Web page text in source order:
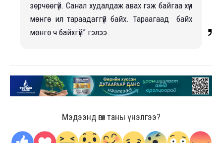
зөрчөөгүй. Санал худалдаж авах гэж байгаа хүн
мөнгө ил тараадаггүй байх. Тараагаад байх
мөнгө ч байхгүй” гэлээ.
Мэдээнд өгөх таны үнэлгээ?